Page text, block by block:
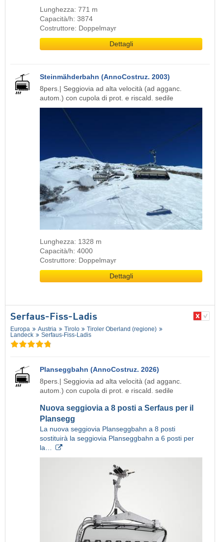
Lunghezza: 771 m
Capacità/h: 3874
Costruttore: Doppelmayr
Dettagli
Steinmähderbahn (AnnoCostruz. 2003)
8pers.| Seggiovia ad alta velocità (ad agganc.
autom.) con cupola di prot. e riscald. sedile
Lunghezza: 1328 m
Capacità/h: 4000
Costruttore: Doppelmayr
Dettagli
Serfaus-Fiss-Ladis
Europa Austria Tirolo
Tiroler Oberland (regione)
Landeck
Serfaus-Fiss-Ladis
Planseggbahn (AnnoCostruz. 2026)
8pers.| Seggiovia ad alta velocità (ad agganc.
autom.) con cupola di prot. e riscald. sedile
Nuova seggiovia a 8 posti a Serfaus per il
Plansegg
La nuova seggiovia Planseggbahn a 8 posti
sostituirà la seggiovia Planseggbahn a 6 posti per
la…